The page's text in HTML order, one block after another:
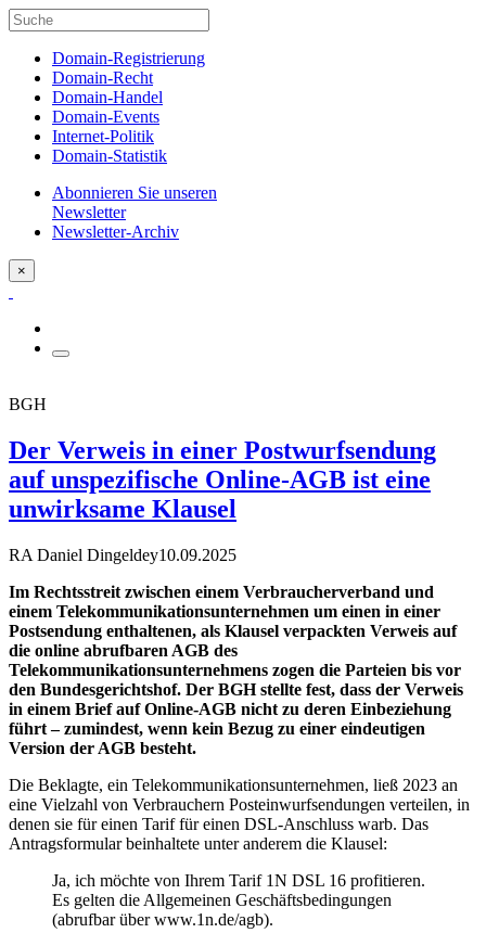
Domain-Registrierung
Domain-Recht
Domain-Handel
Domain-Events
Internet-Politik
Domain-Statistik
Abonnieren Sie unseren
Newsletter
Newsletter-Archiv
×
BGH
Der Verweis in einer Postwurfsendung
auf unspezifische Online-AGB ist eine
unwirksame Klausel
RA Daniel Dingeldey10.09.2025
Im Rechtsstreit zwischen einem Verbraucherverband und
einem Telekommunikationsunternehmen um einen in einer
Postsendung enthaltenen, als Klausel verpackten Verweis auf
die online abrufbaren AGB des
Telekommunikationsunternehmens zogen die Parteien bis vor
den Bundesgerichtshof. Der BGH stellte fest, dass der Verweis
in einem Brief auf Online-AGB nicht zu deren Einbeziehung
führt – zumindest, wenn kein Bezug zu einer eindeutigen
Version der AGB besteht.
Die Beklagte, ein Telekommunikationsunternehmen, ließ 2023 an
eine Vielzahl von Verbrauchern Posteinwurfsendungen verteilen, in
denen sie für einen Tarif für einen DSL-Anschluss warb. Das
Antragsformular beinhaltete unter anderem die Klausel:
Ja, ich möchte von Ihrem Tarif 1N DSL 16 profitieren.
Es gelten die Allgemeinen Geschäftsbedingungen
(abrufbar über www.1n.de/agb).